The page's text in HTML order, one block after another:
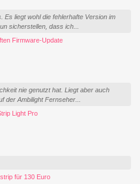
Es liegt wohl die fehlerhafte Version im
sicherstellen, dass ich...
Firmware-Update
nie genutzt hat. Liegt aber auch
der Ambilight Fernseher...
Light Pro
für 130 Euro